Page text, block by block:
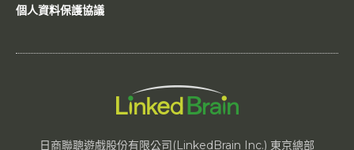
個人資料保護協議
日商聯聰遊戲股份有限公司(LinkedBrain Inc.) 東京總部